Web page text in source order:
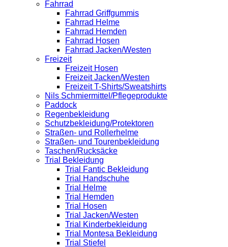
Fahrrad
Fahrrad Griffgummis
Fahrrad Helme
Fahrrad Hemden
Fahrrad Hosen
Fahrrad Jacken/Westen
Freizeit
Freizeit Hosen
Freizeit Jacken/Westen
Freizeit T-Shirts/Sweatshirts
Nils Schmiermittel/Pflegeprodukte
Paddock
Regenbekleidung
Schutzbekleidung/Protektoren
Straßen- und Rollerhelme
Straßen- und Tourenbekleidung
Taschen/Rucksäcke
Trial Bekleidung
Trial Fantic Bekleidung
Trial Handschuhe
Trial Helme
Trial Hemden
Trial Hosen
Trial Jacken/Westen
Trial Kinderbekleidung
Trial Montesa Bekleidung
Trial Stiefel